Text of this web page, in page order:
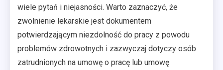
wiele pytań i niejasności. Warto zaznaczyć, że
zwolnienie lekarskie jest dokumentem
potwierdzającym niezdolność do pracy z powodu
problemów zdrowotnych i zazwyczaj dotyczy osób
zatrudnionych na umowę o pracę lub umowę